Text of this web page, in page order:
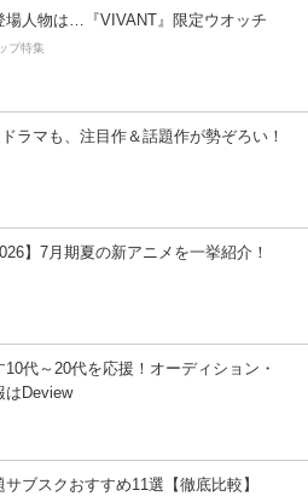
場人物は…『VIVANT』限定ウオッチ
プ特集
ラマも、注目作＆話題作が勢ぞろい！
】7月期夏の新アニメを一挙紹介！
代～20代を応援！オーディション・
はDeview
ブスクおすすめ11選【徹底比較】